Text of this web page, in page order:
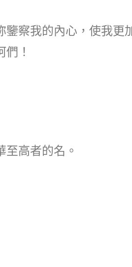
察我的內心，使我更
！
高者的名。